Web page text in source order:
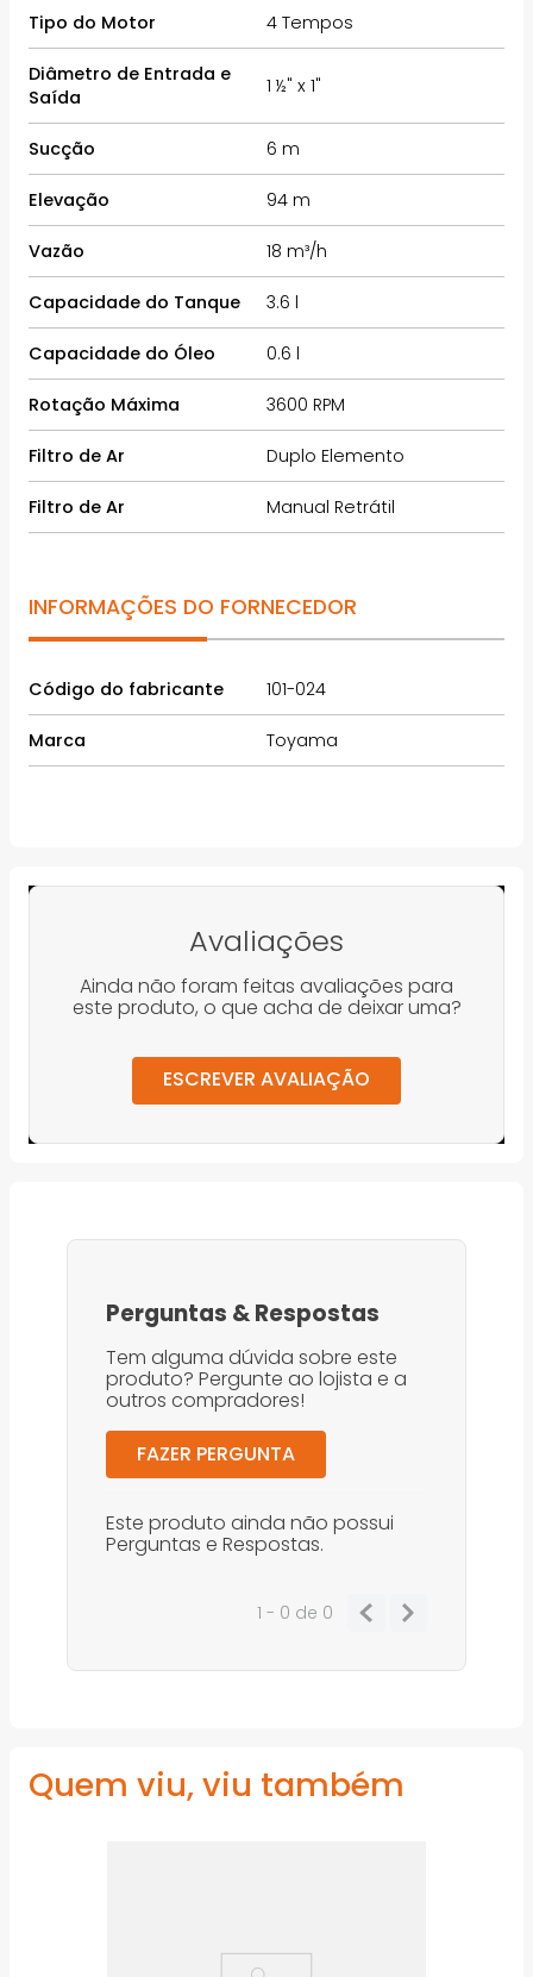
Tipo do Motor 4 Tempos
Diâmetro de Entrada e
Saída
1 ½" x 1"
Sucção 6 m
Elevação 94 m
Vazão 18 m³/h
Capacidade do Tanque 3.6 l
Capacidade do Óleo 0.6 l
Rotação Máxima 3600 RPM
Filtro de Ar Duplo Elemento
Filtro de Ar Manual Retrátil
INFORMAÇÕES DO FORNECEDOR
Código do fabricante 101-024
Marca Toyama
Avaliações
Ainda não foram feitas avaliações para
este produto, o que acha de deixar uma?
ESCREVER AVALIAÇÃO
Perguntas &Respostas
Tem alguma dúvida sobre este
produto? Pergunte ao lojista e a
outros compradores!
FAZER PERGUNTA
Este produto ainda não possui
Perguntas e Respostas.
1 - 0 de 0
Quem viu, viu também